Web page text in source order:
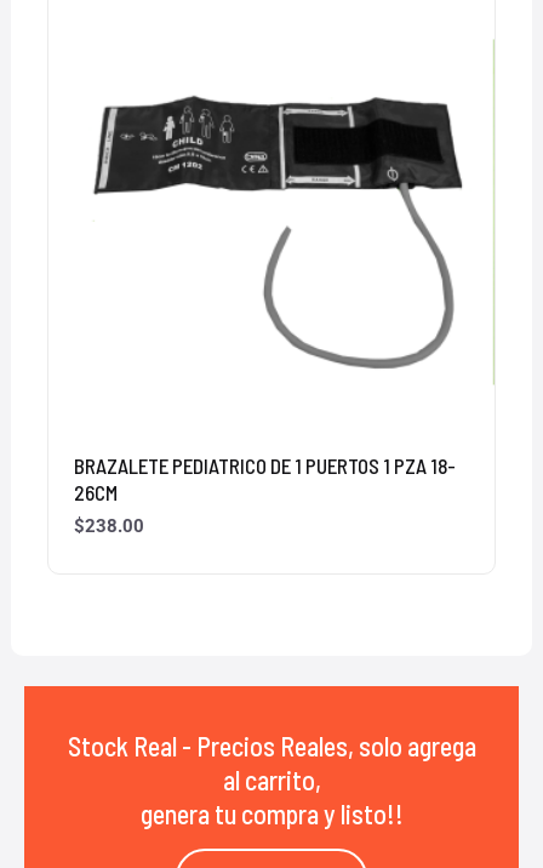
BRAZALETE PEDIATRICO DE 1 PUERTOS 1 PZA 18-
26CM
$238.00
Stock Real - Precios Reales, solo agrega
al carrito,
genera tu compra y listo!!